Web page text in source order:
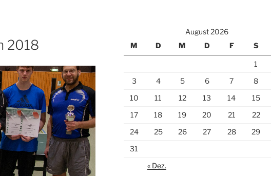
2018
August 2026
M
D M D F S
1
3
4 5 6 7 8
10
11 12 13 14 15
17
18 19 20 21 22
24
25 26 27 28 29
31
« Dez.